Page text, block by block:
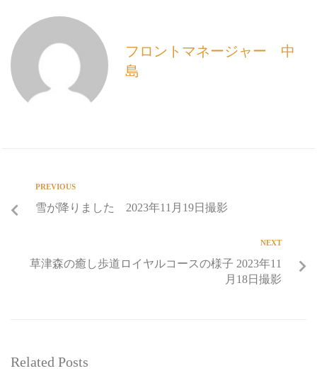
フロントマネージャー 中
島
PREVIOUS
雪が降りました 2023年11月19日撮影
NEXT
草津森の癒し歩道ロイヤルコースの様子 2023年11
月18日撮影
Related Posts